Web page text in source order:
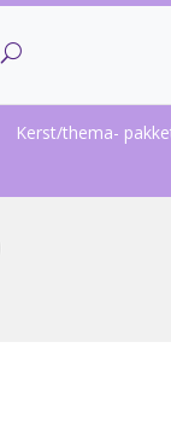
Kerst/thema-